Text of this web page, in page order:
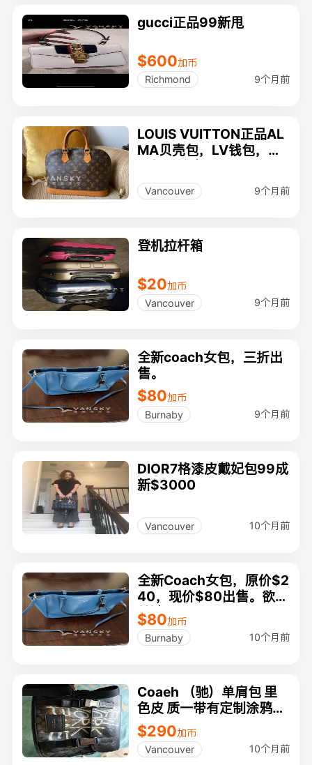
gucci正品99新甩
$600加币
Richmond
9个月前
LOUIS VUITTON正品AL
MA贝壳包，LV钱包，香
I戒指，PARKER圆珠笔
Vancouver 9个月前
登机拉杆箱
$20加币
Vancouver
9个月前
全新coach女包，三折出
售。
$80加币
Burnaby
9个月前
DIOR7格漆皮戴妃包99成
新$3000
Vancouver 10个月前
全新Coach女包，原价$2
40，现价$80出售。欲购
从速。
$80加币
Burnaby
10个月前
Coaeh （驰）单肩包 里
色皮 质一带有定制涂鸦风
格 NEW YORK"
$290加币
Vancouver
10个月前